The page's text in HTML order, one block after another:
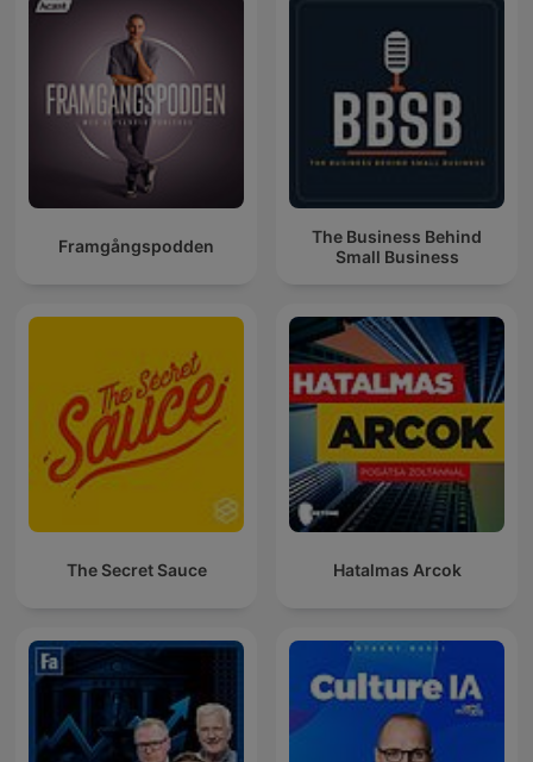
Framgångspodden
The Business Behind
Small Business
The Secret Sauce Hatalmas Arcok